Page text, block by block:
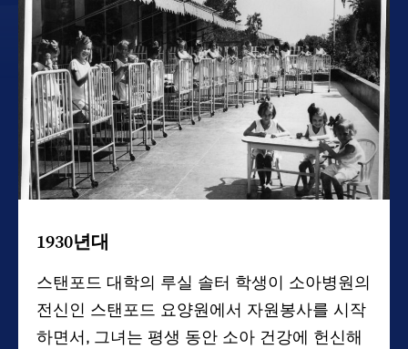
1930년대
스탠포드 대학의 루실 솔터 학생이 소아병원의
전신인 스탠포드 요양원에서 자원봉사를 시작
하면서, 그녀는 평생 동안 소아 건강에 헌신해